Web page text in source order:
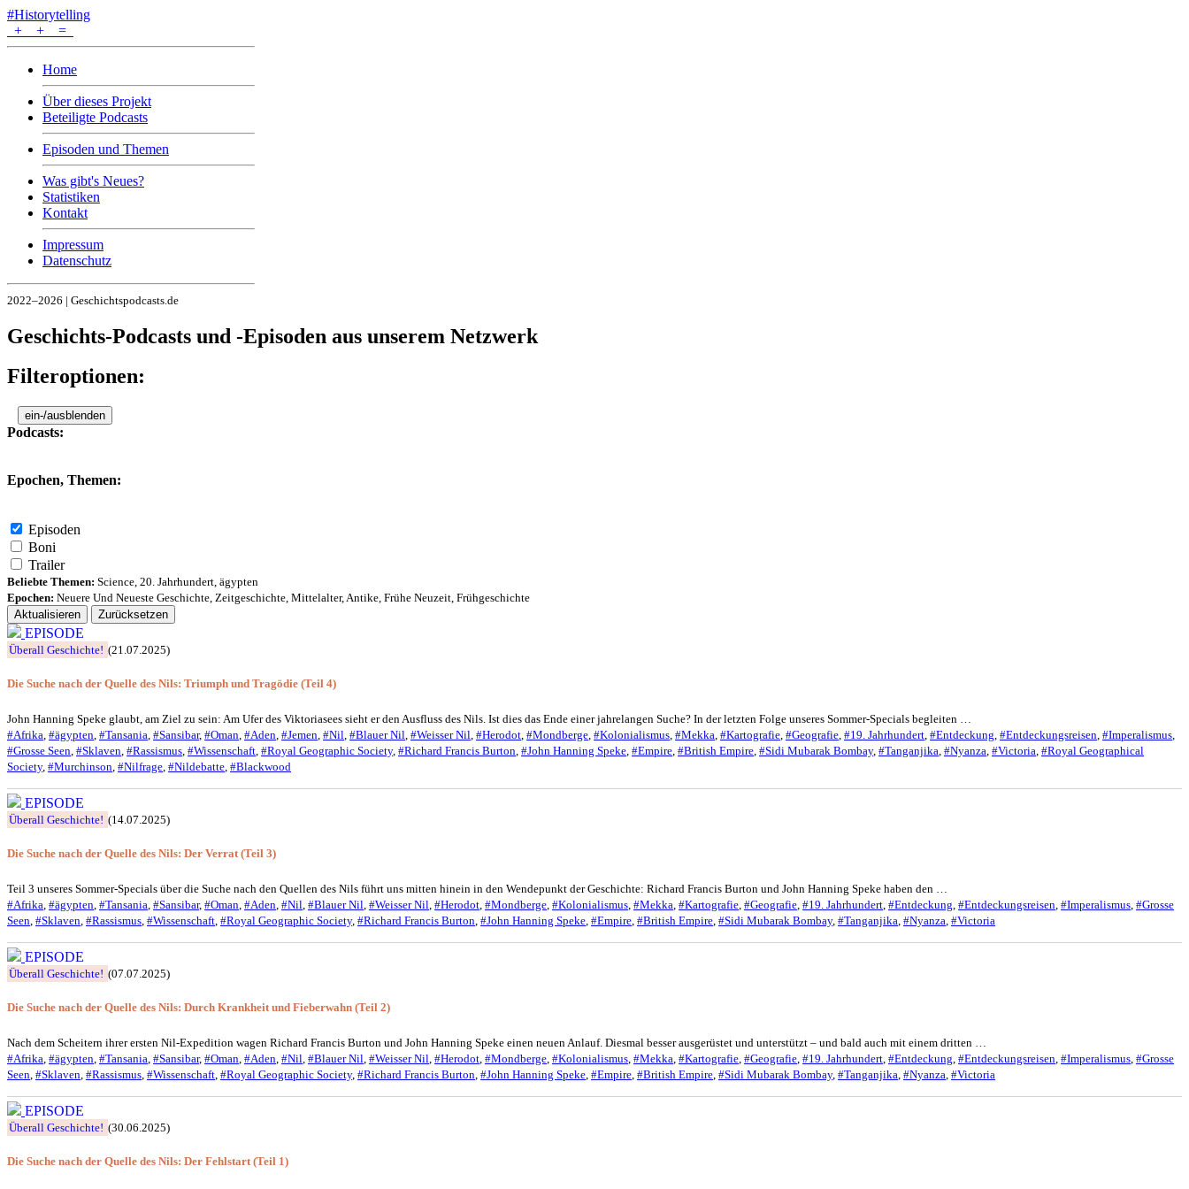
#Historytelling
+
+ =
Home
Über dieses Projekt
Beteiligte Podcasts
Episoden und Themen
Was gibt's Neues?
Statistiken
Kontakt
Impressum
Datenschutz
2022–2026 | Geschichtspodcasts.de
Geschichts-Podcasts und -Episoden aus unserem Netzwerk
Filteroptionen:
ein-/ausblenden
Podcasts:
Epochen, Themen:
Episoden
Boni
Trailer
Beliebte Themen: Science 20. Jahrhundert ägypten
Epochen: Neuere Und Neueste Geschichte Zeitgeschichte Mittelalter, Antike Frühe Neuzeit Frühgeschichte
Aktualisieren
Zurücksetzen
EPISODE
Überall Geschichte! (21.07.2025)
Die Suche nach der Quelle des Nils: Triumph und Tragödie (Teil 4)
John Hanning Speke glaubt, am Ziel zu sein: Am Ufer des Viktoriasees sieht er den Ausfluss des Nils. Ist dies das Ende einer jahrelangen Suche? In der letzten Folge unseres Sommer-Specials begleiten …
#Afrika, #ägypten, #Tansania, #Sansibar, #Oman, #Aden, #Jemen, #Nil, #Blauer Nil, #Weisser Nil, #Herodot, #Mondberge, #Kolonialismus, #Mekka, #Kartografie, #Geografie, #19. Jahrhundert, #Entdeckung, #Entdeckungsreisen, #Imperalismus,
#Grosse Seen, #Sklaven, #Rassismus, #Wissenschaft, #Royal Geographic Society, #Richard Francis Burton, #John Hanning Speke, #Empire, #British Empire, #Sidi Mubarak Bombay, #Tanganjika, #Nyanza, #Victoria, #Royal Geographical
Society, #Murchinson, #Nilfrage, #Nildebatte, #Blackwood
EPISODE
Überall Geschichte! (14.07.2025)
Die Suche nach der Quelle des Nils: Der Verrat (Teil 3)
Teil 3 unseres Sommer-Specials über die Suche nach den Quellen des Nils führt uns mitten hinein in den Wendepunkt der Geschichte: Richard Francis Burton und John Hanning Speke haben den …
#Afrika, #ägypten, #Tansania, #Sansibar, #Oman, #Aden, #Nil, #Blauer Nil, #Weisser Nil, #Herodot, #Mondberge, #Kolonialismus, #Mekka, #Kartografie, #Geografie, #19. Jahrhundert, #Entdeckung, #Entdeckungsreisen, #Imperalismus, #Grosse
Seen, #Sklaven, #Rassismus, #Wissenschaft, #Royal Geographic Society, #Richard Francis Burton, #John Hanning Speke, #Empire, #British Empire, #Sidi Mubarak Bombay, #Tanganjika, #Nyanza, #Victoria
EPISODE
Überall Geschichte! (07.07.2025)
Die Suche nach der Quelle des Nils: Durch Krankheit und Fieberwahn (Teil 2)
Nach dem Scheitern ihrer ersten Nil-Expedition wagen Richard Francis Burton und John Hanning Speke einen neuen Anlauf. Diesmal besser ausgerüstet und unterstützt – und bald auch mit einem dritten …
#Afrika, #ägypten, #Tansania, #Sansibar, #Oman, #Aden, #Nil, #Blauer Nil, #Weisser Nil, #Herodot, #Mondberge, #Kolonialismus, #Mekka, #Kartografie, #Geografie, #19. Jahrhundert, #Entdeckung, #Entdeckungsreisen, #Imperalismus, #Grosse
Seen, #Sklaven, #Rassismus, #Wissenschaft, #Royal Geographic Society, #Richard Francis Burton, #John Hanning Speke, #Empire, #British Empire, #Sidi Mubarak Bombay, #Tanganjika, #Nyanza, #Victoria
EPISODE
Überall Geschichte! (30.06.2025)
Die Suche nach der Quelle des Nils: Der Fehlstart (Teil 1)